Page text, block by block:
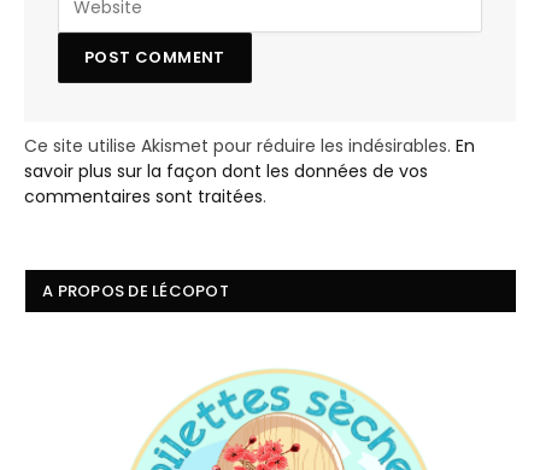
Ce site utilise Akismet pour réduire les indésirables. En
savoir plus sur la façon dont les données de vos
commentaires sont traitées.
A PROPOS DE LÉCOPOT